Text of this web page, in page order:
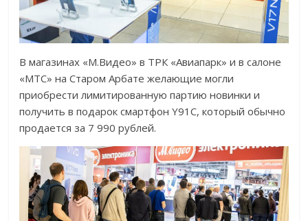
В магазинах «М.Видео» в ТРК «Авиапарк» и в салоне
«МТС» на Старом Арбате желающие могли
приобрести лимитированную партию новинки и
получить в подарок смартфон Y91C, который обычно
продается за 7 990 рублей.